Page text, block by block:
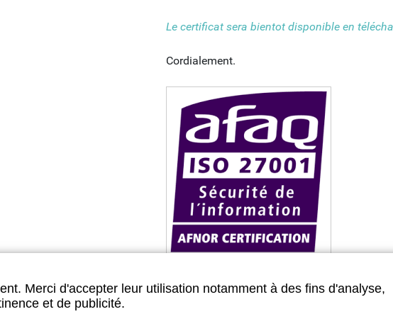
Le certificat sera bientot disponible en
Cordialement.
Merci d'accepter leur utilisation notamment à des fins d'analyse,
et de publicité.